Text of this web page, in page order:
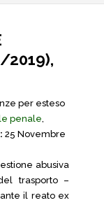
2019),
per esteso
penale,
25 Novembre
abusiva
trasporto –
il reato ex